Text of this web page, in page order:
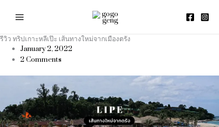
รีวิว ทริปเกาะหลีเป๊ะ เส้นทางใหม่จากเมืองตรัง
January 2, 2022
2 Comments